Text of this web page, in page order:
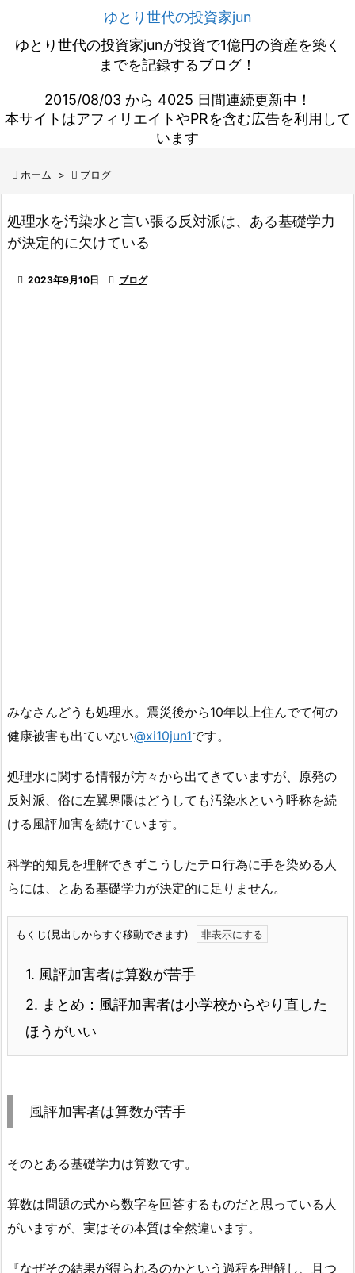
ゆとり世代の投資家jun
ゆとり世代の投資家junが投資で1億円の資産を築く
までを記録するブログ！
2015/08/03 から 4025 日間連続更新中！
本サイトはアフィリエイトやPRを含む広告を利用して
います
 ホーム >  ブログ
処理水を汚染水と言い張る反対派は、ある基礎学力
が決定的に欠けている
 2023年9月10日  ブログ
みなさんどうも処理水。震災後から10年以上住んでて何の
健康被害も出ていない@xi10jun1です。
処理水に関する情報が方々から出てきていますが、原発の
反対派、俗に左翼界隈はどうしても汚染水という呼称を続
ける風評加害を続けています。
科学的知見を理解できずこうしたテロ行為に手を染める人
らには、とある基礎学力が決定的に足りません。
もくじ(見出しからすぐ移動できます)
1. 風評加害者は算数が苦手
2. まとめ：風評加害者は小学校からやり直した
ほうがいい
風評加害者は算数が苦手
そのとある基礎学力は算数です。
算数は問題の式から数字を回答するものだと思っている人
がいますが、実はその本質は全然違います。
『なぜその結果が得られるのかという過程を理解し、且つ